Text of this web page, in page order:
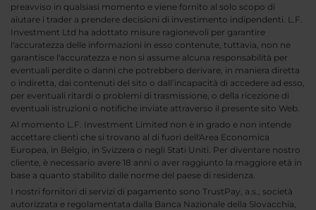
preavviso in qualsiasi momento e viene fornito al solo scopo di
aiutare i trader a prendere decisioni di investimento indipendenti. L.F.
Investment Ltd ha adottato misure ragionevoli per garantire
l'accuratezza delle informazioni in esso contenute, tuttavia, non ne
garantisce l'accuratezza e non si assume alcuna responsabilità per
eventuali perdite o danni che potrebbero derivare, in maniera diretta
o indiretta, dai contenuti del sito o dall’incapacità di accedere ad esso,
per eventuali ritardi o problemi di trasmissione, o della ricezione di
eventuali istruzioni o notifiche inviate attraverso il presente sito Web.
Al momento L.F. Investment Limited non è in grado e non intende
accettare clienti che si trovano al di fuori dell'Area Economica
Europea, in Belgio, in Svizzera o negli Stati Uniti. Per diventare nostro
cliente, è necessario avere 18 anni o aver raggiunto la maggiore età in
base a quanto stabilito dalle norme del paese di residenza.
I nostri fornitori di servizi di pagamento sono TrustPay, a.s., società
autorizzata e regolamentata dalla Banca Nazionale della Slovacchia,